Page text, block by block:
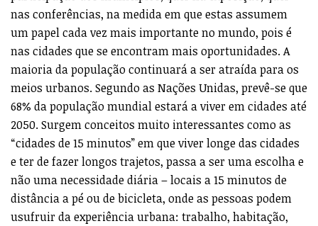
nas conferências, na medida em que estas assumem
um papel cada vez mais importante no mundo, pois é
nas cidades que se encontram mais oportunidades. A
maioria da população continuará a ser atraída para os
meios urbanos. Segundo as Nações Unidas, prevê-se que
68% da população mundial estará a viver em cidades até
2050. Surgem conceitos muito interessantes como as
“cidades de 15 minutos” em que viver longe das cidades
e ter de fazer longos trajetos, passa a ser uma escolha e
não uma necessidade diária – locais a 15 minutos de
distância a pé ou de bicicleta, onde as pessoas podem
usufruir da experiência urbana: trabalho, habitação,